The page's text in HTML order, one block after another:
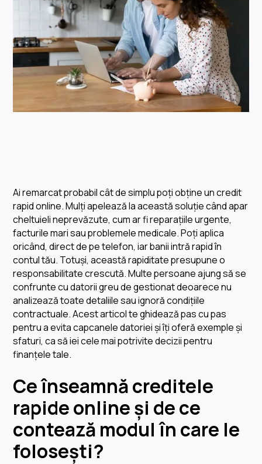
Ai remarcat probabil cât de simplu poți obține un credit
rapid online. Mulți apelează la această soluție când apar
cheltuieli neprevăzute, cum ar fi reparațiile urgente,
facturile mari sau problemele medicale. Poți aplica
oricând, direct de pe telefon, iar banii intră rapid în
contul tău. Totuși, această rapiditate presupune o
responsabilitate crescută. Multe persoane ajung să se
confrunte cu datorii greu de gestionat deoarece nu
analizează toate detaliile sau ignoră condițiile
contractuale. Acest articol te ghidează pas cu pas
pentru a evita capcanele datoriei și îți oferă exemple și
sfaturi, ca să iei cele mai potrivite decizii pentru
finanțele tale.
Ce înseamnă creditele
rapide online și de ce
contează modul în care le
folosești?